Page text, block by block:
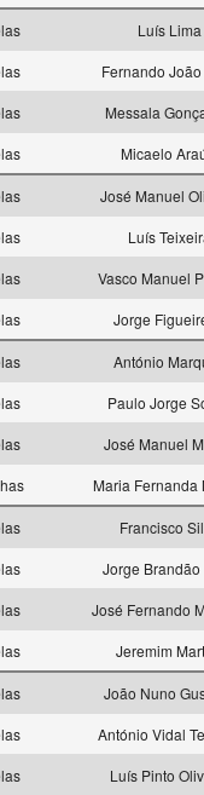
Luís Lima
Fernando
Messala
Micaelo
José Manuel
Luís
Vasco Manuel
Jorge
António
Paulo Jorge
José Manuel
Maria Fernanda
Francisco
Jorge Brandão
José Fernando
Jeremim
João Nuno
António Vidal
Luís Pinto